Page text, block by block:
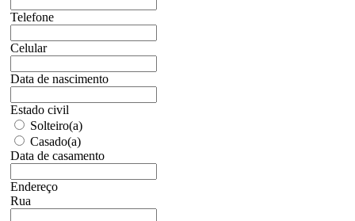
Telefone
Celular
Data de nascimento
Estado civil
Solteiro(a)
Casado(a)
Data de casamento
Endereço
Rua